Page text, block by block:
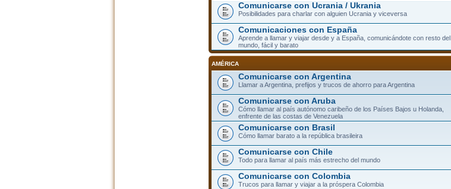
Comunicarse con Ucrania / Ukrania
Posibilidades para charlar con alguien Ucrania y viceversa
Comunicaciones con España
Aprende a llamar y viajar desde y a España, comunicándote con resto del
mundo, fácil y barato
AMÉRICA
Comunicarse con Argentina
Llamar a Argentina, prefijos y trucos de ahorro para Argentina
Comunicarse con Aruba
Cómo llamar al país autónomo caribeño de los Países Bajos u Holanda,
enfrente de las costas de Venezuela
Comunicarse con Brasil
Cómo llamar barato a la república brasileira
Comunicarse con Chile
Todo para llamar al país más estrecho del mundo
Comunicarse con Colombia
Trucos para llamar y viajar a la próspera Colombia